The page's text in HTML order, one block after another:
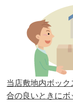
第26回人形
第25回人形
第24回人形
第23回人形
第22回人形
当店敷地内ボッ
合の良いときにボ